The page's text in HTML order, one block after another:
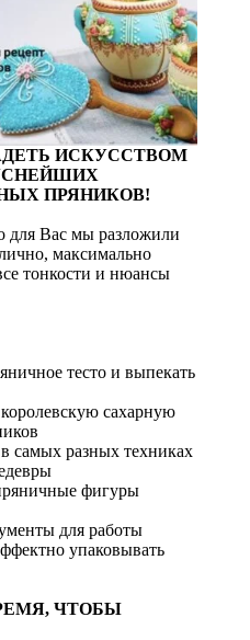
ИСКУССТВОМ
ПРЯНИКОВ!
для Вас мы разложили
максимально
тонкости и нюансы
тесто и выпекать
сахарную
самых разных техниках
фигуры
для работы
упаковывать
ЧТОБЫ